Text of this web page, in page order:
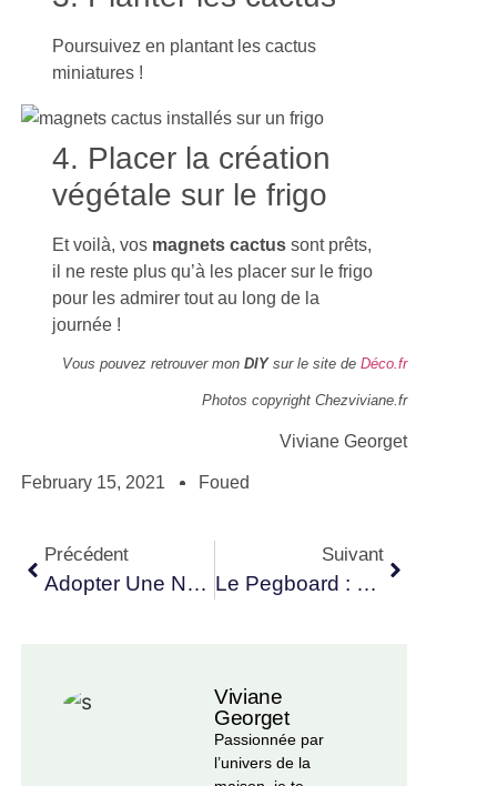
Poursuivez en plantant les cactus
miniatures !
4. Placer la création
végétale sur le frigo
Et voilà, vos magnets cactussont prêts,
il ne reste plus qu’à les placer sur le frigo
pour les admirer tout au long de la
journée !
Vous pouvez retrouver monDIYsur le site deDéco.fr
Photos copyright Chezviviane.fr
Viviane Georget
February 15, 2021 Foued
Précédent
Adopter Une Nouvelle Manière De Cultiver Avec La Permaculture
Suivant
Le Pegboard : Un Panneau Déco Qui Nous Rend Accroc
Viviane
Georget
Passionnée par
l’univers de la